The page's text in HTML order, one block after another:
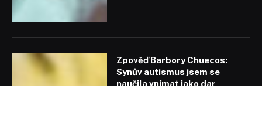
Zpověď Barbory Chuecos:
Synův autismus jsem se
naučila vnímat jako dar